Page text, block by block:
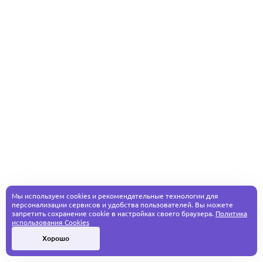
Мы используем cookies и рекомендательные технологии для
персонализации сервисов и удобства пользователей. Вы можете
запретить сохранение cookie в настройках своего браузера. Политика
использования Cookies
Хорошо